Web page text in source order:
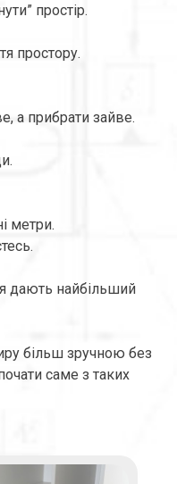
простір.
простору.
а прибрати зайве.
метри.
дають найбільший
більш зручною без
саме з таких